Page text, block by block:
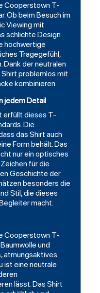
Cooperstown T-
Ob beim Besuch im
Viewing mit
schlichte Design
hochwertige
Tragegefühl,
Dank der neutralen
Shirt problemlos mit
kombinieren.
jedem Detail
erfüllt dieses T-
Die
das Shirt auch
Form behält. Das
nur ein optisches
für die
Geschichte der
besonders die
Stil, die dieses
macht.
Cooperstown T-
und
atmungsaktives
ist eine neutrale
lässt. Das Shirt